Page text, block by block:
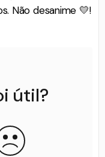
Não desanime 💛!
útil?